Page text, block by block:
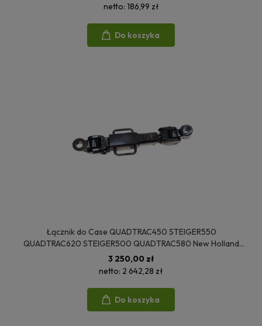
netto: 186,99 zł
Do koszyka
Łącznik do Case QUADTRAC450 STEIGER550
QUADTRAC620 STEIGER500 QUADTRAC580 New Holland
T9.645 T9.700 T9.615 T9.670 T9.600 403725A1
3 250,00 zł
netto: 2 642,28 zł
Do koszyka